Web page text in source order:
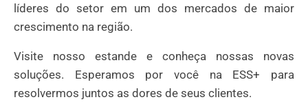
líderes do setor em um dos mercados de maior
crescimento na região.
Visite nosso estande e conheça nossas novas
soluções. Esperamos por você na ESS+ para
resolvermos juntos as dores de seus clientes.